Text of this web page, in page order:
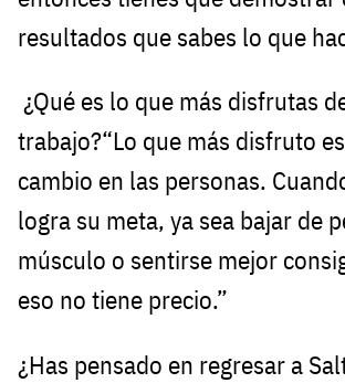
resultados que sabes lo que
¿Qué es lo que más disfrutas
trabajo?“Lo que más disfruto
cambio en las personas.
logra su meta, ya sea bajar de
músculo o sentirse mejor
eso no tiene precio.”
¿Has pensado en regresar a